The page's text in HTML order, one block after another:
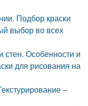
Подбор краски
выбор во всех
стен. Особенности и
для рисования на
–